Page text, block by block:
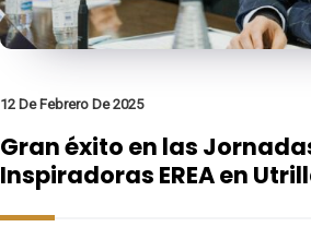
12 De Febrero De 2025
Gran éxito en las
Inspiradoras EREA en